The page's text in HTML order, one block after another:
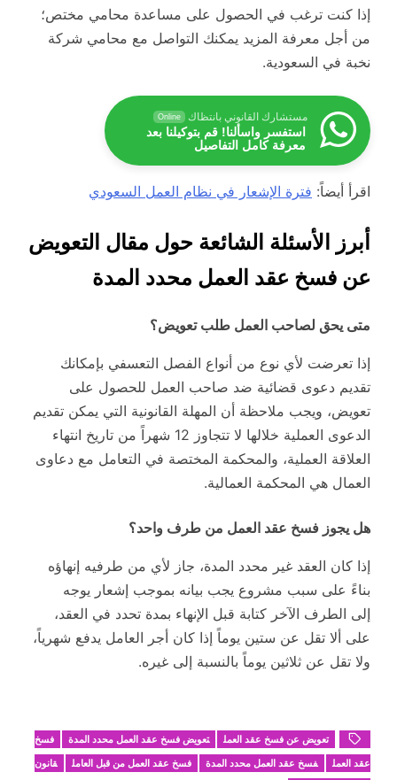
إذا كنت ترغب في الحصول على مساعدة محامي مختص؛
من أجل معرفة المزيد يمكنك التواصل مع محامي شركة
نخبة في السعودية.
مستشارك القانوني بانتظاك Online
استفسر واسألنا! قم بتوكيلنا بعد
معرفة كامل التفاصيل
اقرأ أيضاً: فترة الإشعار في نظام العمل السعودي
أبرز الأسئلة الشائعة حول مقال التعويض
عن فسخ عقد العمل محدد المدة
متى يحق لصاحب العمل طلب تعويض؟
إذا تعرضت لأي نوع من أنواع الفصل التعسفي بإمكانك
تقديم دعوى قضائية ضد صاحب العمل للحصول على
تعويض، ويجب ملاحظة أن المهلة القانونية التي يمكن تقديم
الدعوى العملية خلالها لا تتجاوز 12 شهراً من تاريخ انتهاء
العلاقة العملية، والمحكمة المختصة في التعامل مع دعاوى
العمال هي المحكمة العمالية.
هل يجوز فسخ عقد العمل من طرف واحد؟
إذا كان العقد غير محدد المدة، جاز لأي من طرفيه إنهاؤه
بناءً على سبب مشروع يجب بيانه بموجب إشعار يوجه
إلى الطرف الآخر كتابة قبل الإنهاء بمدة تحدد في العقد،
على ألا تقل عن ستين يوماً إذا كان أجر العامل يدفع شهرياً،
ولا تقل عن ثلاثين يوماً بالنسبة إلى غيره.
تعويض عن فسخ عقد العمل تعويض فسخ عقد العمل محدد المدة
فسخ
عقد العمل
فسخ عقد العمل محدد المدة فسخ عقد العمل من قبل العامل
قانون